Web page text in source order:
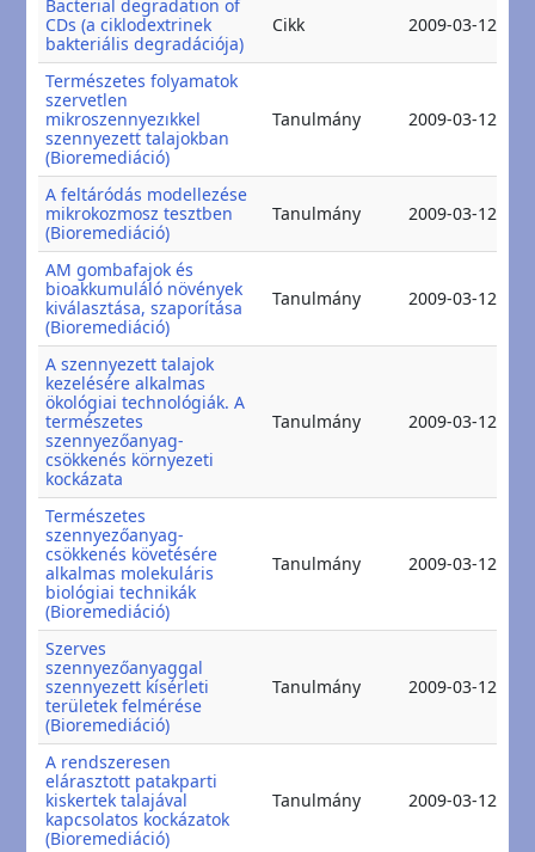
Bacterial degradation of
CDs (a ciklodextrinek
bakteriális degradációja)
Cikk 2009-03-12
Természetes folyamatok
szervetlen
mikroszennyezıkkel
szennyezett talajokban
(Bioremediáció)
Tanulmány 2009-03-12
A feltáródás modellezése
mikrokozmosz tesztben
(Bioremediáció)
Tanulmány 2009-03-12
AM gombafajok és
bioakkumuláló növények
kiválasztása, szaporítása
(Bioremediáció)
Tanulmány 2009-03-12
A szennyezett talajok
kezelésére alkalmas
ökológiai technológiák. A
természetes
szennyezőanyag-
csökkenés környezeti
kockázata
Tanulmány 2009-03-12
Természetes
szennyezőanyag-
csökkenés követésére
alkalmas molekuláris
biológiai technikák
(Bioremediáció)
Tanulmány 2009-03-12
Szerves
szennyezőanyaggal
szennyezett kísérleti
területek felmérése
(Bioremediáció)
Tanulmány 2009-03-12
A rendszeresen
elárasztott patakparti
kiskertek talajával
kapcsolatos kockázatok
(Bioremediáció)
Tanulmány 2009-03-12